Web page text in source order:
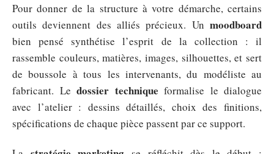
Pour donner de la structure à votre démarche, certains
outils deviennent des alliés précieux. Un moodboard
bien pensé synthétise l’esprit de la collection : il
rassemble couleurs, matières, images, silhouettes, et sert
de boussole à tous les intervenants, du modéliste au
fabricant. Le dossier technique formalise le dialogue
avec l’atelier : dessins détaillés, choix des finitions,
spécifications de chaque pièce passent par ce support.